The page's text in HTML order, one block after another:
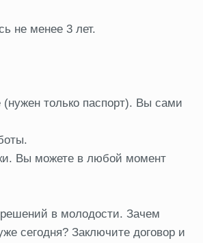
не менее 3 лет.
только паспорт). Вы сами
Вы можете в любой момент
решений в молодости. Зачем
сегодня? Заключите договор и